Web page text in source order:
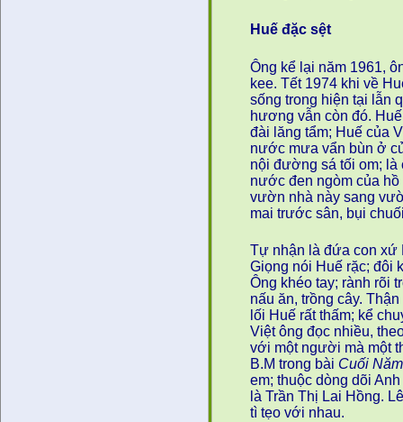
Huế đặc sệt
Ông kể lại năm 1961,
kee. Tết 1974 khi về
sống trong hiện tại lẫn
hương vẫn còn đó.
đài lăng tẩm; Huế của
nước mưa vẩn bùn ở
nội đường sá tối om; là
nước đen ngòm của
vườn nhà này sang
mai trước sân, bụi
Tự nhận là đứa con xứ
Giọng nói Huế rặc; đôi
Ông khéo tay; rành rõi
nấu ăn, trồng cây.
lối Huế rất thấm; kể
Việt ông đọc nhiều,
với một người mà một
B.M trong bài Cuối
em; thuộc dòng dõi
là Trần Thị Lai Hồng.
tì tẹo với nhau.